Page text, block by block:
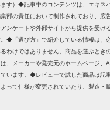
す）◆記事中のコンテンツは、エキス
部の責任において制作されており、広
ンケートや外部サイトから提供を受け
◆「選び方」で紹介している情報は、
わけではありません。商品を選ぶとき
、メーカーや発売元のホームページ、
います。◆レビューで試した商品は記
って仕様が変更されていたり、製造・